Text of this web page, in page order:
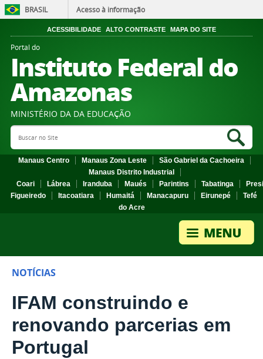
BRASIL Acesso à informação
ACESSIBILIDADE ALTO CONTRASTE MAPA DO SITE
Portal do
Instituto Federal do
Amazonas
MINISTÉRIO DA DA EDUCAÇÃO
Search Site
Manaus Centro Manaus Zona Leste
São Gabriel da Cachoeira
Manaus Distrito Industrial
Coari
Lábrea Iranduba Maués Parintins Tabatinga
Figueiredo
Itacoatiara Humaitá Manacapuru Eirunepé
Tefé
do Acre
NOTÍCIAS
IFAM construindo e
renovando parcerias em
Portugal